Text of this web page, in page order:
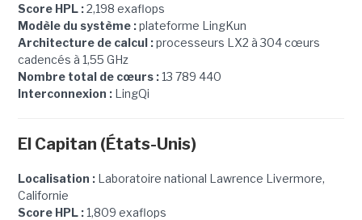
Score HPL :2,198 exaflops
Modèle du système :plateforme LingKun
Architecture de calcul :processeurs LX2 à 304 cœurs
cadencés à 1,55 GHz
Nombre total de cœurs :13 789 440
Interconnexion :LingQi
El Capitan (États-Unis)
Localisation :Laboratoire national Lawrence Livermore,
Californie
Score HPL :1,809 exaflops